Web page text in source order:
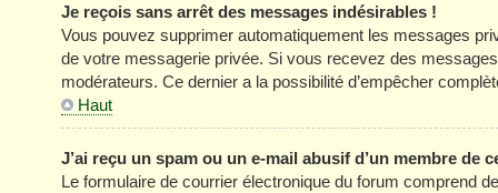
Je reçois sans arrêt des messages indésirables !
Vous pouvez supprimer automatiquement les messages
de votre messagerie privée. Si vous recevez des
modérateurs. Ce dernier a la possibilité d’empêcher
Haut
J’ai reçu un spam ou un e-mail abusif d’un membre de
Le formulaire de courrier électronique du forum comprend